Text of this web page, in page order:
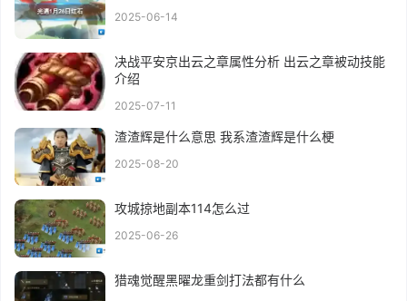
2025-06-14
决战平安京出云之章属性分析 出云之章被动技能
介绍
2025-07-11
渣渣辉是什么意思 我系渣渣辉是什么梗
2025-08-20
攻城掠地副本114怎么过
2025-06-26
猎魂觉醒黑曜龙重剑打法都有什么